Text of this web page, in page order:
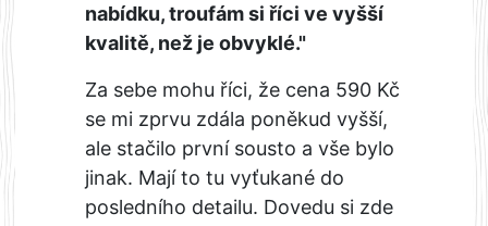
nabídku, troufám si říci ve vyšší
kvalitě, než je obvyklé."
Za sebe mohu říci, že cena 590 Kč
se mi zprvu zdála poněkud vyšší,
ale stačilo první sousto a vše bylo
jinak. Mají to tu vyťukané do
posledního detailu. Dovedu si zde